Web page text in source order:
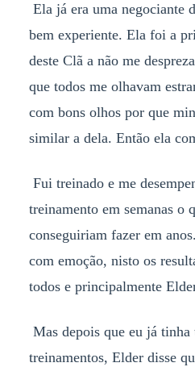
Ela já era uma negociante
bem experiente. Ela foi a
deste Clã a não me
que todos me olhavam
com bons olhos por que
similar a dela. Então ela
Fui treinado e me
treinamento em semanas o
conseguiriam fazer em
com emoção, nisto os
todos e principalmente
Mas depois que eu já
treinamentos, Elder disse